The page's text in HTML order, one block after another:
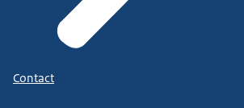
Contact